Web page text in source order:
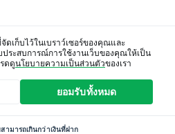
เก็บไว้ในเบราว์เซอร์ของคุณและ
ระสบการณ์การใช้งานเว็บของคุณให้เป็น
ดดูนโยบายความเป็นส่วนตัวของเรา
ยอมรับทั้งหมด
ามารถเกินกว่าเงินที่ฝาก